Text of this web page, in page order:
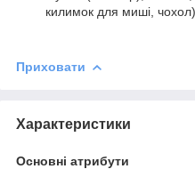
килимок для миші,
Приховати
Характеристики
Основні атрибути